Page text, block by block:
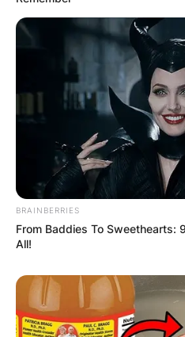
BRAINBERRIES
From Baddies To Sweethearts:
All!